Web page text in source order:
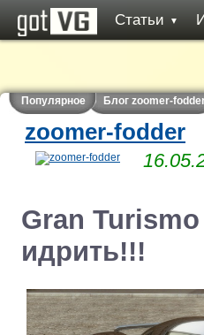
Статьи ▼
Популярное Блог zoomer-
zoomer-fodder
Gran
идрить!!!